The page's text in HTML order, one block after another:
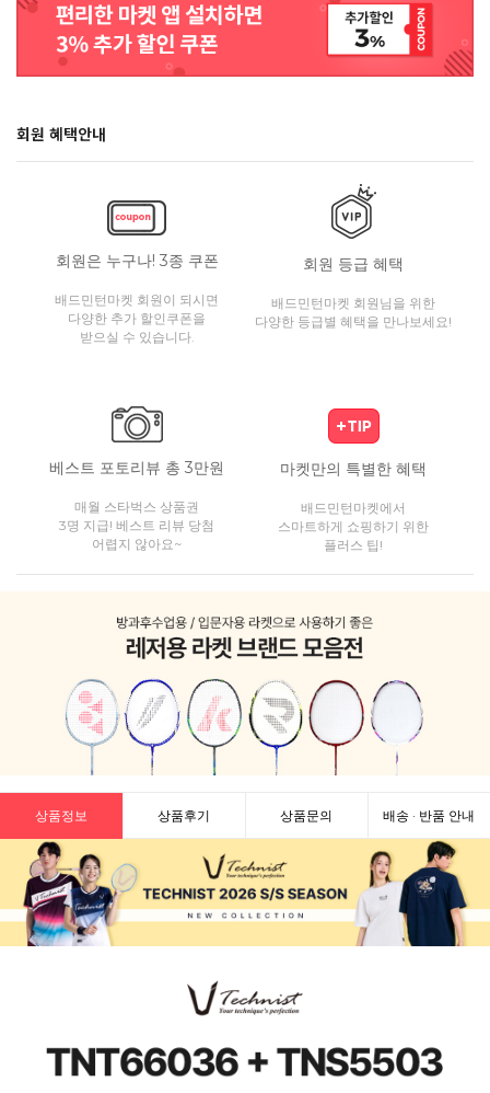
회원 혜택안내
회원은 누구나! 3종 쿠폰
배드민턴마켓 회원이 되시면
다양한 추가 할인쿠폰을
받으실 수 있습니다.
회원 등급 혜택
배드민턴마켓 회원님을 위한
다양한 등급별 혜택을 만나보세요!
베스트 포토리뷰 총 3만원
매월 스타벅스 상품권
3명 지급! 베스트 리뷰 당첨
어렵지 않아요~
마켓만의 특별한 혜택
배드민턴마켓에서
스마트하게 쇼핑하기 위한
플러스 팁!
상품정보 상품후기 상품문의 배송 · 반품 안내